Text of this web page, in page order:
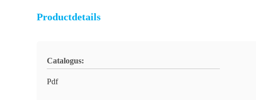
Productdetails
Catalogus:
Pdf